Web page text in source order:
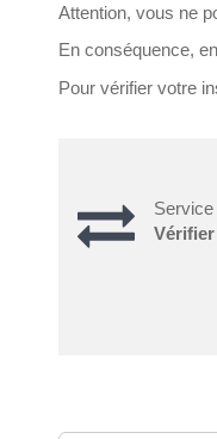
Attention, vous ne
En conséquence,
Pour vérifier votre
Service